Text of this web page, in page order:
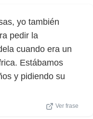
yo también
pedir la
cuando era un
Estábamos
y pidiendo su
Ver frase